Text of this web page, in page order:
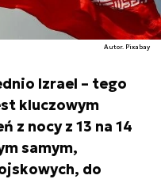
Autor. Pixabay
Izrael – tego
kluczowym
z nocy z 13 na 14
samym,
do